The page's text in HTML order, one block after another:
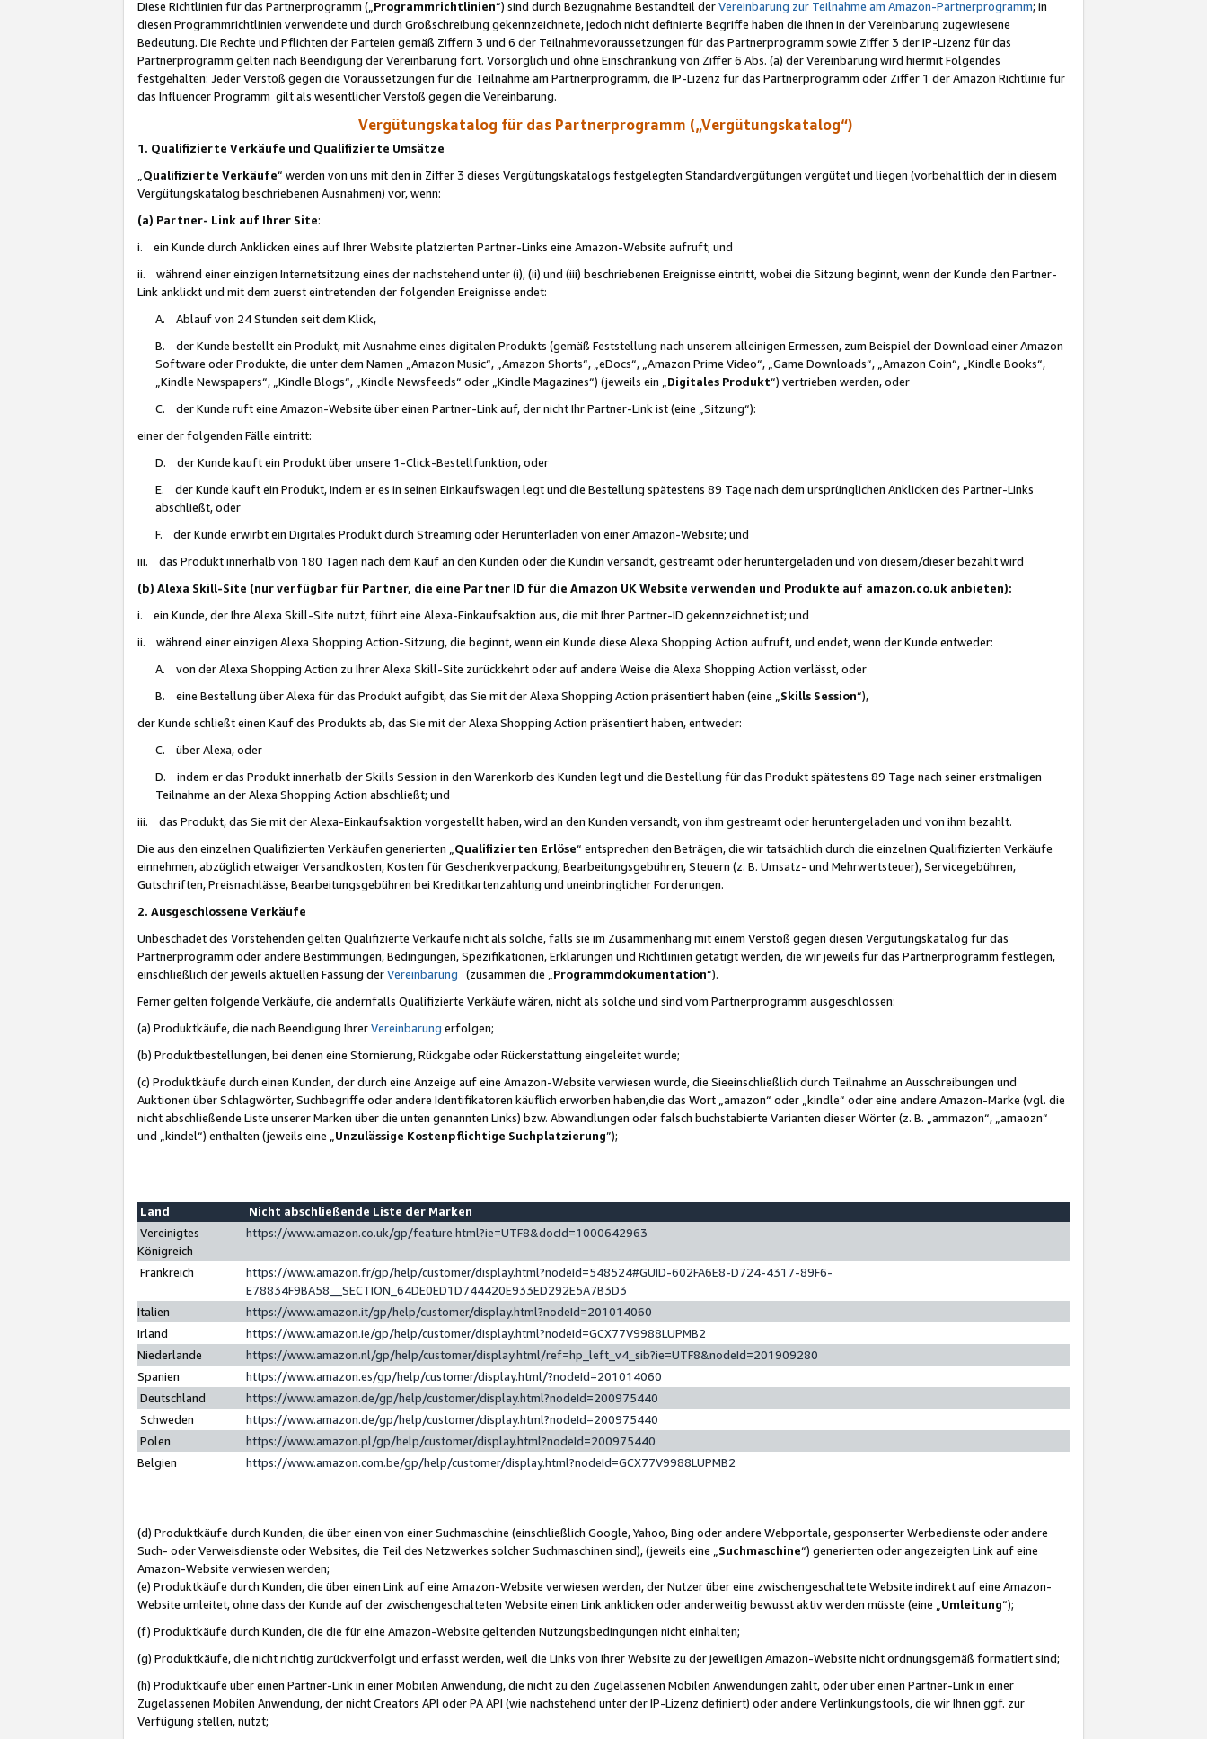
Diese Richtlinien für das Partnerprogramm („Programmrichtlinien“) sind durch Bezugnahme Bestandteil derVereinbarung zur Teilnahme am Amazon-Partnerprogramm; in
diesen Programmrichtlinien verwendete und durch Großschreibung gekennzeichnete, jedoch nicht definierte Begriffe haben die ihnen in der Vereinbarung zugewiesene
Bedeutung. Die Rechte und Pflichten der Parteien gemäß Ziffern 3 und 6 der Teilnahmevoraussetzungen für das Partnerprogramm sowie Ziffer 3 der IP-Lizenz für das
Partnerprogramm gelten nach Beendigung der Vereinbarung fort. Vorsorglich und ohne Einschränkung von Ziffer 6 Abs. (a) der Vereinbarung wird hiermit Folgendes
festgehalten: Jeder Verstoß gegen die Voraussetzungen für die Teilnahme am Partnerprogramm, die IP-Lizenz für das Partnerprogramm oder Ziffer 1 der Amazon Richtlinie für
das Influencer Programm gilt als wesentlicher Verstoß gegen die Vereinbarung.
Vergütungskatalog für das Partnerprogramm („Vergütungskatalog“)
1. Qualifizierte Verkäufe und Qualifizierte Umsätze
Qualifizierte Verkäufe“ werden von uns mit den in Ziffer 3 dieses Vergütungskatalogs festgelegten Standardvergütungen vergütet und liegen (vorbehaltlich der in diesem
Vergütungskatalog beschriebenen Ausnahmen) vor, wenn:
(a) Partner- Link auf Ihrer Site:
i. ein Kunde durch Anklicken eines auf Ihrer Website platzierten Partner-Links eine Amazon-Website aufruft; und
ii. während einer einzigen Internetsitzung eines der nachstehend unter (i), (ii) und (iii) beschriebenen Ereignisse eintritt, wobei die Sitzung beginnt, wenn der Kunde den Partner-
Link anklickt und mit dem zuerst eintretenden der folgenden Ereignisse endet:
A. Ablauf von 24 Stunden seit dem Klick,
B. der Kunde bestellt ein Produkt, mit Ausnahme eines digitalen Produkts (gemäß Feststellung nach unserem alleinigen Ermessen, zum Beispiel der Download einer Amazon
Software oder Produkte, die unter dem Namen „Amazon Music“, „Amazon Shorts“, „eDocs“, „Amazon Prime Video“, „Game Downloads“, „Amazon Coin“, „Kindle Books“,
„Kindle Newspapers“, „Kindle Blogs“, „Kindle Newsfeeds“ oder „Kindle Magazines“) (jeweils ein „ Digitales Produkt“) vertrieben werden, oder
C. der Kunde ruft eine Amazon-Website über einen Partner-Link auf, der nicht Ihr Partner-Link ist (eine „Sitzung“):
einer der folgenden Fälle eintritt:
D. der Kunde kauft ein Produkt über unsere 1-Click-Bestellfunktion, oder
E. der Kunde kauft ein Produkt, indem er es in seinen Einkaufswagen legt und die Bestellung spätestens 89 Tage nach dem ursprünglichen Anklicken des Partner-Links
abschließt, oder
F. der Kunde erwirbt ein Digitales Produkt durch Streaming oder Herunterladen von einer Amazon-Website; und
iii. das Produkt innerhalb von 180 Tagen nach dem Kauf an den Kunden oder die Kundin versandt, gestreamt oder heruntergeladen und von diesem/dieser bezahlt wird
(b) Alexa Skill-Site (nur verfügbar für Partner, die eine Partner ID für die Amazon UK Website verwenden und Produkte auf amazon.co.uk anbieten):
i. ein Kunde, der Ihre Alexa Skill-Site nutzt, führt eine Alexa-Einkaufsaktion aus, die mit Ihrer Partner-ID gekennzeichnet ist; und
ii. während einer einzigen Alexa Shopping Action-Sitzung, die beginnt, wenn ein Kunde diese Alexa Shopping Action aufruft, und endet, wenn der Kunde entweder:
A. von der Alexa Shopping Action zu Ihrer Alexa Skill-Site zurückkehrt oder auf andere Weise die Alexa Shopping Action verlässt, oder
B. eine Bestellung über Alexa für das Produkt aufgibt, das Sie mit der Alexa Shopping Action präsentiert haben (eine „ Skills Session“),
der Kunde schließt einen Kauf des Produkts ab, das Sie mit der Alexa Shopping Action präsentiert haben, entweder:
C. über Alexa, oder
D. indem er das Produkt innerhalb der Skills Session in den Warenkorb des Kunden legt und die Bestellung für das Produkt spätestens 89 Tage nach seiner erstmaligen
Teilnahme an der Alexa Shopping Action abschließt; und
iii. das Produkt, das Sie mit der Alexa-Einkaufsaktion vorgestellt haben, wird an den Kunden versandt, von ihm gestreamt oder heruntergeladen und von ihm bezahlt.
Die aus den einzelnen Qualifizierten Verkäufen generierten „ Qualifizierten Erlöse“ entsprechen den Beträgen, die wir tatsächlich durch die einzelnen Qualifizierten Verkäufe
einnehmen, abzüglich etwaiger Versandkosten, Kosten für Geschenkverpackung, Bearbeitungsgebühren, Steuern (z. B. Umsatz- und Mehrwertsteuer), Servicegebühren,
Gutschriften, Preisnachlässe, Bearbeitungsgebühren bei Kreditkartenzahlung und uneinbringlicher Forderungen.
2. Ausgeschlossene Verkäufe
Unbeschadet des Vorstehenden gelten Qualifizierte Verkäufe nicht als solche, falls sie im Zusammenhang mit einem Verstoß gegen diesen Vergütungskatalog für das
Partnerprogramm oder andere Bestimmungen, Bedingungen, Spezifikationen, Erklärungen und Richtlinien getätigt werden, die wir jeweils für das Partnerprogramm festlegen,
einschließlich der jeweils aktuellen Fassung derVereinbarung (zusammen die „ Programmdokumentation“).
Ferner gelten folgende Verkäufe, die andernfalls Qualifizierte Verkäufe wären, nicht als solche und sind vom Partnerprogramm ausgeschlossen:
(a) Produktkäufe, die nach Beendigung IhrerVereinbarung erfolgen;
(b) Produktbestellungen, bei denen eine Stornierung, Rückgabe oder Rückerstattung eingeleitet wurde;
(c) Produktkäufe durch einen Kunden, der durch eine Anzeige auf eine Amazon-Website verwiesen wurde, die Sieeinschließlich durch Teilnahme an Ausschreibungen und
Auktionen über Schlagwörter, Suchbegriffe oder andere Identifikatoren käuflich erworben haben,die das Wort „amazon“ oder „kindle“ oder eine andere Amazon-Marke (vgl. die
nicht abschließende Liste unserer Marken über die unten genannten Links) bzw. Abwandlungen oder falsch buchstabierte Varianten dieser Wörter (z. B. „ammazon“, „amaozn“
und „kindel“) enthalten (jeweils eine „ Unzulässige Kostenpflichtige Suchplatzierung”);
Land
Nicht abschließende Liste der Marken
Vereinigtes
Königreich
https://www.amazon.co.uk/gp/feature.html?ie=UTF8&docId=1000642963
Frankreich
https://www.amazon.fr/gp/help/customer/display.html?nodeId=548524#GUID-602FA6E8-D724-4317-89F6-
E78834F9BA58__SECTION_64DE0ED1D744420E933ED292E5A7B3D3
Italien
https://www.amazon.it/gp/help/customer/display.html?nodeId=201014060
Irland
https://www.amazon.ie/gp/help/customer/display.html?nodeId=GCX77V9988LUPMB2
Niederlande
https://www.amazon.nl/gp/help/customer/display.html/ref=hp_left_v4_sib?ie=UTF8&nodeId=201909280
Spanien
https://www.amazon.es/gp/help/customer/display.html/?nodeId=201014060
Deutschland
https://www.amazon.de/gp/help/customer/display.html?nodeId=200975440
Schweden
https://www.amazon.de/gp/help/customer/display.html?nodeId=200975440
Polen
https://www.amazon.pl/gp/help/customer/display.html?nodeId=200975440
Belgien
https://www.amazon.com.be/gp/help/customer/display.html?nodeId=GCX77V9988LUPMB2
(d) Produktkäufe durch Kunden, die über einen von einer Suchmaschine (einschließlich Google, Yahoo, Bing oder andere Webportale, gesponserter Werbedienste oder andere
Such- oder Verweisdienste oder Websites, die Teil des Netzwerkes solcher Suchmaschinen sind), (jeweils eine „ Suchmaschine“) generierten oder angezeigten Link auf eine
Amazon-Website verwiesen werden;
(e) Produktkäufe durch Kunden, die über einen Link auf eine Amazon-Website verwiesen werden, der Nutzer über eine zwischengeschaltete Website indirekt auf eine Amazon-
Website umleitet, ohne dass der Kunde auf der zwischengeschalteten Website einen Link anklicken oder anderweitig bewusst aktiv werden müsste (eine „ Umleitung“);
(f) Produktkäufe durch Kunden, die die für eine Amazon-Website geltenden Nutzungsbedingungen nicht einhalten;
(g) Produktkäufe, die nicht richtig zurückverfolgt und erfasst werden, weil die Links von Ihrer Website zu der jeweiligen Amazon-Website nicht ordnungsgemäß formatiert sind;
(h) Produktkäufe über einen Partner-Link in einer Mobilen Anwendung, die nicht zu den Zugelassenen Mobilen Anwendungen zählt, oder über einen Partner-Link in einer
Zugelassenen Mobilen Anwendung, der nicht Creators API oder PA API (wie nachstehend unter der IP-Lizenz definiert) oder andere Verlinkungstools, die wir Ihnen ggf. zur
Verfügung stellen, nutzt;